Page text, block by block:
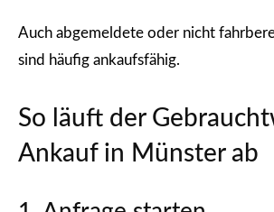
Auch abgemeldete oder nicht
sind häufig ankaufsfähig.
So läuft der
Ankauf in Münster ab